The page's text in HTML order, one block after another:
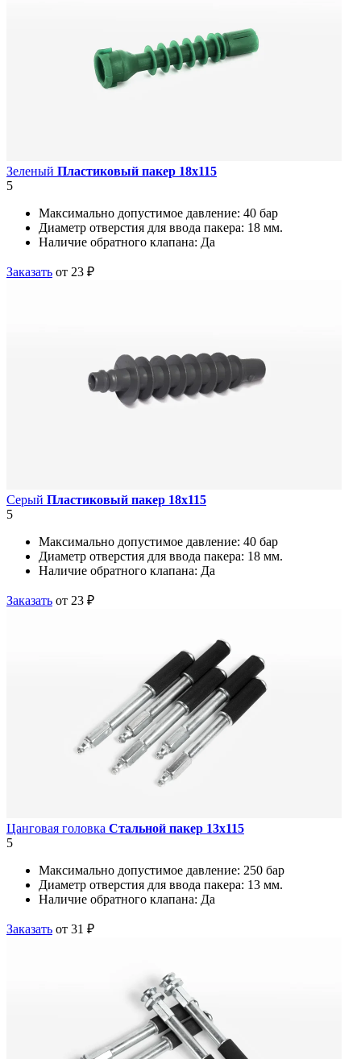
Зеленый Пластиковый пакер 18х115
5
Максимально допустимое давление: 40 бар
Диаметр отверстия для ввода пакера: 18 мм.
Наличие обратного клапана: Да
Заказать от 23 ₽
Серый Пластиковый пакер 18х115
5
Максимально допустимое давление: 40 бар
Диаметр отверстия для ввода пакера: 18 мм.
Наличие обратного клапана: Да
Заказать от 23 ₽
Цанговая головка Стальной пакер 13х115
5
Максимально допустимое давление: 250 бар
Диаметр отверстия для ввода пакера: 13 мм.
Наличие обратного клапана: Да
Заказать от 31 ₽